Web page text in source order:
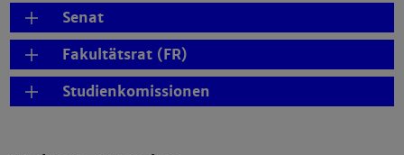
Senat
Fakultätsrat (FR)
Studienkomissionen